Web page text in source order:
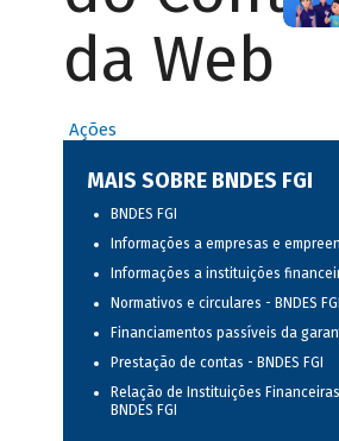
da Web
Ações
MAIS SOBRE BNDES FGI
BNDES FGI
Informações a empresas e
Informações a instituições
Normativos e circulares - BNDES FGI
Financiamentos passíveis da
Prestação de contas - BNDES FGI
Relação de Instituições
BNDES FGI